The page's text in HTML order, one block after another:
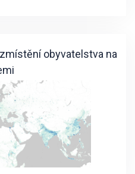
obyvatelstva na